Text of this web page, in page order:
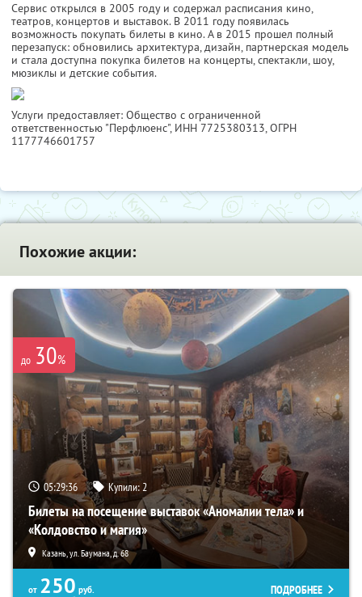
Сервис открылся в 2005 году и содержал расписания кино,
театров, концертов и выставок. В 2011 году появилась
возможность покупать билеты в кино. А в 2015 прошел полный
перезапуск: обновились архитектура, дизайн, партнерская модель
и стала доступна покупка билетов на концерты, спектакли, шоу,
мюзиклы и детские события.
Услуги предоставляет: Общество с ограниченной
ответственностью "Перфлюенс", ИНН 7725380313, ОГРН
1177746601757
Похожие акции:
до 30%
05:29:36 Купили:2
Билеты на посещение выставок «Аномалии тела» и
«Колдовство и магия»
Казань, ул. Баумана, д. 68
от 250 руб.
ПОДРОБНЕЕ